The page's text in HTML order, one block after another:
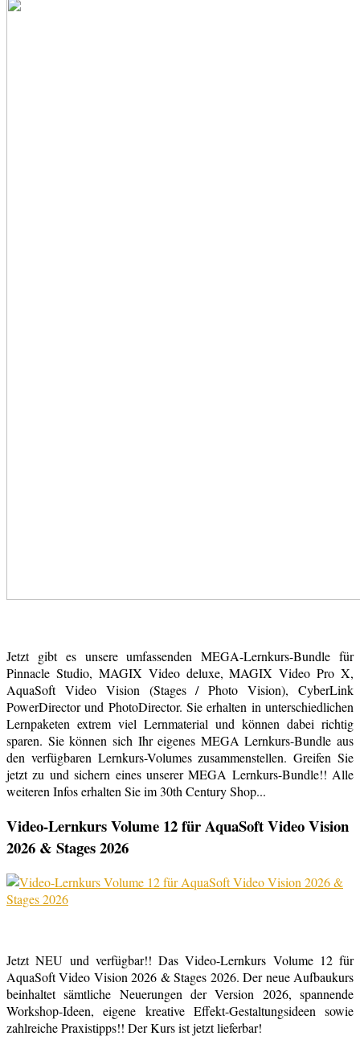
Jetzt gibt es unsere umfassenden MEGA-Lernkurs-Bundle für
Pinnacle Studio, MAGIX Video deluxe, MAGIX Video Pro X,
AquaSoft Video Vision (Stages / Photo Vision), CyberLink
PowerDirector und PhotoDirector. Sie erhalten in unterschiedlichen
Lernpaketen extrem viel Lernmaterial und können dabei richtig
sparen. Sie können sich Ihr eigenes MEGA Lernkurs-Bundle aus
den verfügbaren Lernkurs-Volumes zusammenstellen. Greifen Sie
jetzt zu und sichern eines unserer MEGA Lernkurs-Bundle!! Alle
weiteren Infos erhalten Sie im 30th Century Shop...
Video-Lernkurs Volume 12 für AquaSoft Video Vision
2026 & Stages 2026
Jetzt NEU und verfügbar!! Das Video-Lernkurs Volume 12 für
AquaSoft Video Vision 2026 & Stages 2026. Der neue Aufbaukurs
beinhaltet sämtliche Neuerungen der Version 2026, spannende
Workshop-Ideen, eigene kreative Effekt-Gestaltungsideen sowie
zahlreiche Praxistipps!! Der Kurs ist jetzt lieferbar!